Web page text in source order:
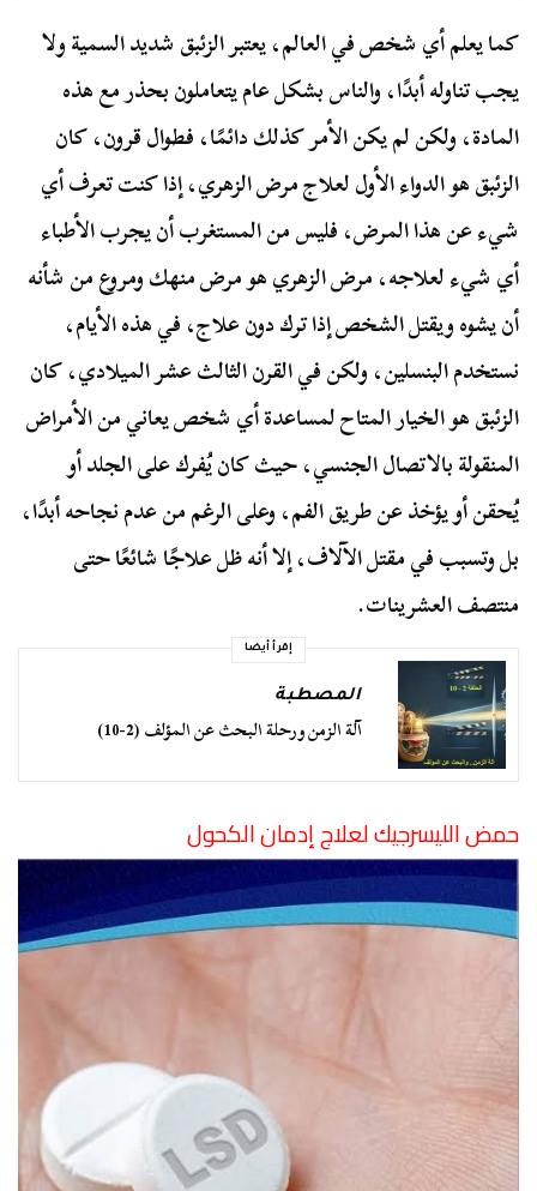
كما يعلم أي شخص في العالم، يعتبر الزئبق شديد السمية ولا
يجب تناوله أبدًا، والناس بشكل عام يتعاملون بحذر مع هذه
المادة، ولكن لم يكن الأمر كذلك دائمًا، فطوال قرون، كان
الزئبق هو الدواء الأول لعلاج مرض الزهري، إذا كنت تعرف أي
شيء عن هذا المرض، فليس من المستغرب أن يجرب الأطباء
أي شيء لعلاجه، مرض الزهري هو مرض منهك ومروع من شأنه
أن يشوه ويقتل الشخص إذا ترك دون علاج، في هذه الأيام،
نستخدم البنسلين، ولكن في القرن الثالث عشر الميلادي، كان
الزئبق هو الخيار المتاح لمساعدة أي شخص يعاني من الأمراض
المنقولة بالاتصال الجنسي، حيث كان يُفرك على الجلد أو
يُحقن أو يؤخذ عن طريق الفم، وعلى الرغم من عدم نجاحه أبدًا،
بل وتسبب في مقتل الآلاف، إلا أنه ظل علاجًا شائعًا حتى
منتصف العشرينات.
إقرأ أيضا
المصطبة
آلة الزمن ورحلة البحث عن المؤلف (2-10)
حمض الليسرجيك لعلاج إدمان الكحول